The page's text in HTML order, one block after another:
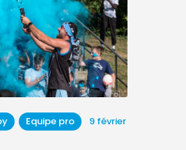
Equipe pro
9 février